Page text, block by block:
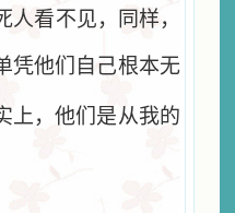
人看不见，同样，
凭他们自己根本无
上，他们是从我的